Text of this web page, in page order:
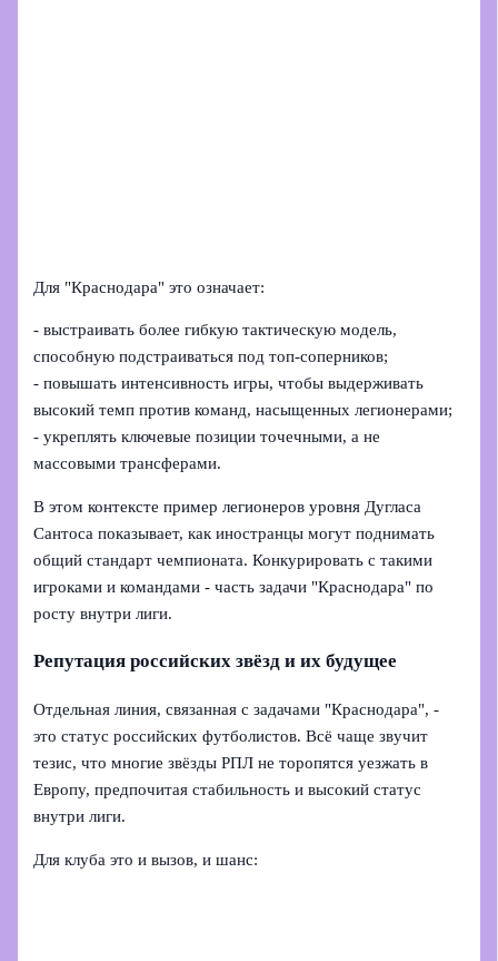
Для "Краснодара" это означает:
- выстраивать более гибкую тактическую модель,
способную подстраиваться под топ-соперников;
- повышать интенсивность игры, чтобы выдерживать
высокий темп против команд, насыщенных легионерами;
- укреплять ключевые позиции точечными, а не
массовыми трансферами.
В этом контексте пример легионеров уровня Дугласа
Сантоса показывает, как иностранцы могут поднимать
общий стандарт чемпионата. Конкурировать с такими
игроками и командами - часть задачи "Краснодара" по
росту внутри лиги.
Репутация российских звёзд и их будущее
Отдельная линия, связанная с задачами "Краснодара", -
это статус российских футболистов. Всё чаще звучит
тезис, что многие звёзды РПЛ не торопятся уезжать в
Европу, предпочитая стабильность и высокий статус
внутри лиги.
Для клуба это и вызов, и шанс: